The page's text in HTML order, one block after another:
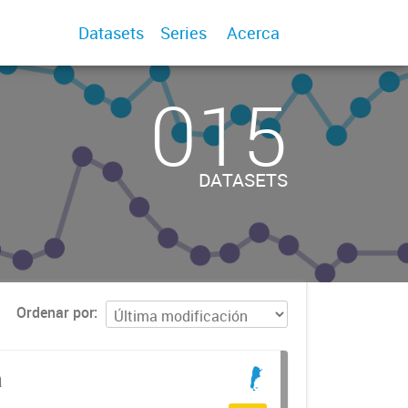
Datasets Series Acerca
015
DATASETS
Ordenar por